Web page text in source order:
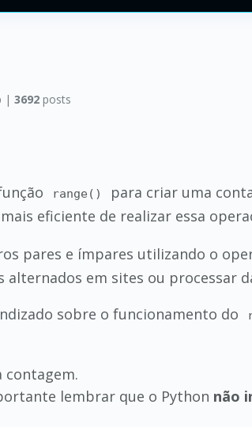
|3692 posts
range() para criar uma
eficiente de realizar essa
pares e ímpares utilizando o
em sites ou processar
sobre o funcionamento do
contagem.
lembrar que o Python não